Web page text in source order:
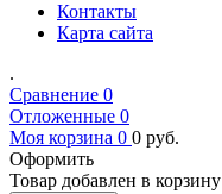
Контакты
Карта сайта
.
Сравнение 0
Отложенные 0
Моя корзина 0 0 руб.
Оформить
Товар добавлен в корзину